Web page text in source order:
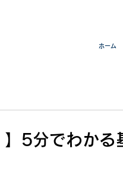
ホーム
5分でわかる